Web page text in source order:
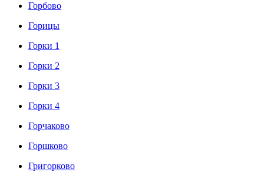
Горбово
Горицы
Горки 1
Горки 2
Горки 3
Горки 4
Горчаково
Горшково
Григорково